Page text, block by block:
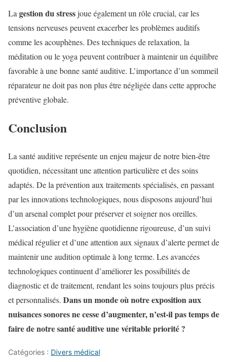
La gestion du stressjoue également un rôle crucial, car les
tensions nerveuses peuvent exacerber les problèmes auditifs
comme les acouphènes. Des techniques de relaxation, la
méditation ou le yoga peuvent contribuer à maintenir un équilibre
favorable à une bonne santé auditive. L’importance d’un sommeil
réparateur ne doit pas non plus être négligée dans cette approche
préventive globale.
Conclusion
La santé auditive représente un enjeu majeur de notre bien-être
quotidien, nécessitant une attention particulière et des soins
adaptés. De la prévention aux traitements spécialisés, en passant
par les innovations technologiques, nous disposons aujourd’hui
d’un arsenal complet pour préserver et soigner nos oreilles.
L’association d’une hygiène quotidienne rigoureuse, d’un suivi
médical régulier et d’une attention aux signaux d’alerte permet de
maintenir une audition optimale à long terme. Les avancées
technologiques continuent d’améliorer les possibilités de
diagnostic et de traitement, rendant les soins toujours plus précis
et personnalisés. Dans un monde où notre exposition aux
nuisances sonores ne cesse d’augmenter, n’est-il pas temps de
faire de notre santé auditive une véritable priorité ?
Catégories : Divers médical